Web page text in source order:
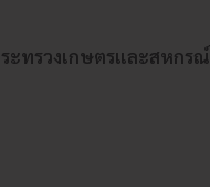
ะทรวงเกษตรและสหกรณ์